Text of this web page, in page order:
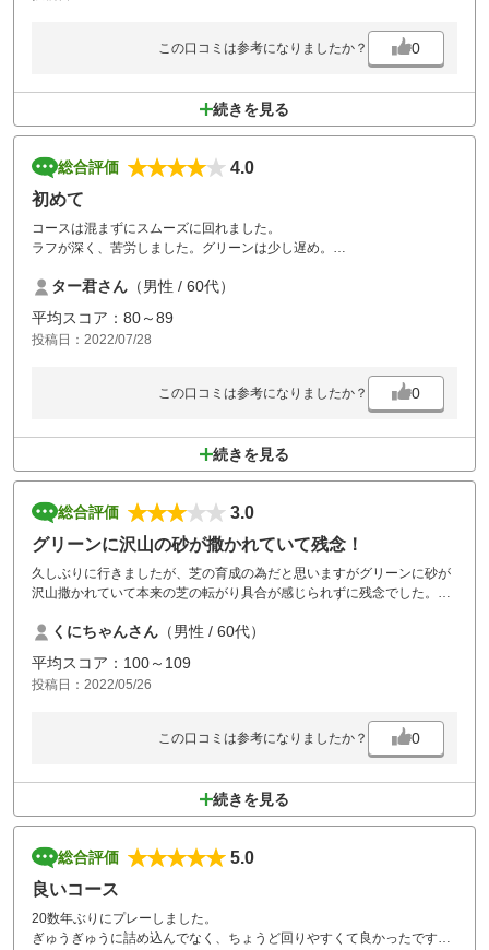
この口コミは参考になりましたか？ 0
続きを見る
総合評価
4.0
初めて
コースは混まずにスムーズに回れました。
ラフが深く、苦労しました。グリーンは少し遅め。
昼ご飯もスムーズで。少し涼しくなれば又行きます。
ター君さん （男性 / 60代）
平均スコア：80～89
投稿日：2022/07/28
この口コミは参考になりましたか？ 0
続きを見る
総合評価
3.0
グリーンに沢山の砂が撒かれていて残念！
久しぶりに行きましたが、芝の育成の為だと思いますがグリーンに砂が
沢山撒かれていて本来の芝の転がり具合が感じられずに残念でした。
その為か空いていて昼休憩も50分ほどでスムーズに回れたのは良かった
かな。
くにちゃんさん （男性 / 60代）
平均スコア：100～109
投稿日：2022/05/26
この口コミは参考になりましたか？ 0
続きを見る
総合評価
5.0
良いコース
20数年ぶりにプレーしました。
ぎゅうぎゅうに詰め込んでなく、ちょうど回りやすくて良かったです。